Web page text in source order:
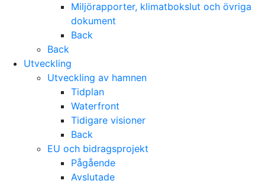
Miljörapporter, klimatbokslut och övriga
dokument
Back
Back
Utveckling
Utveckling av hamnen
Tidplan
Waterfront
Tidigare visioner
Back
EU och bidragsprojekt
Pågående
Avslutade